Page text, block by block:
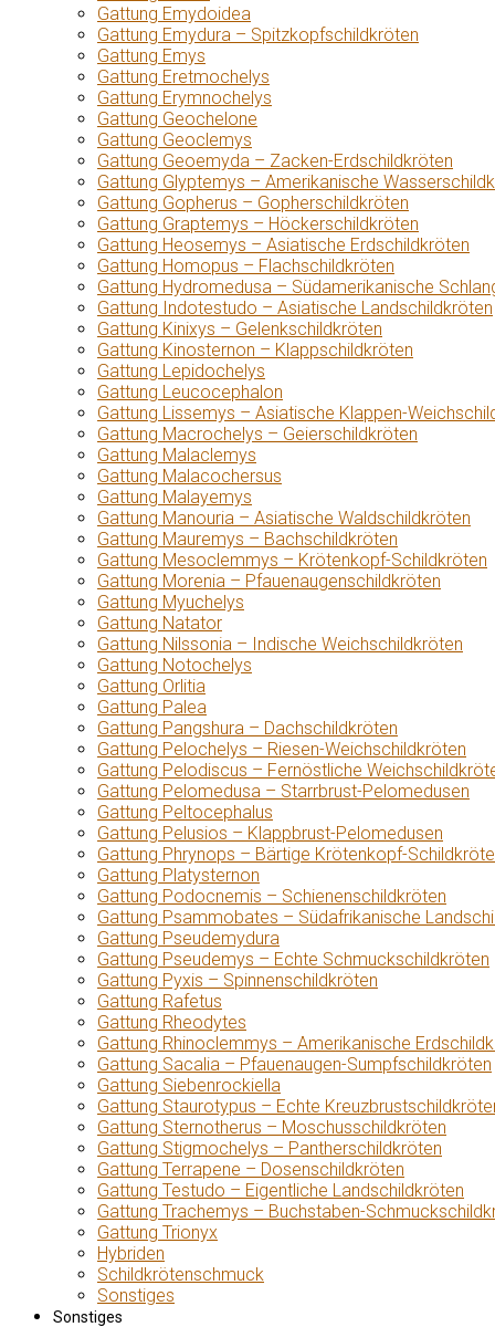
Gattung Emydoidea
Gattung Emydura – Spitzkopfschildkröten
Gattung Emys
Gattung Eretmochelys
Gattung Erymnochelys
Gattung Geochelone
Gattung Geoclemys
Gattung Geoemyda – Zacken-Erdschildkröten
Gattung Glyptemys – Amerikanische
Gattung Gopherus – Gopherschildkröten
Gattung Graptemys – Höckerschildkröten
Gattung Heosemys – Asiatische Erdschildkröten
Gattung Homopus – Flachschildkröten
Gattung Hydromedusa – Südamerikanische
Gattung Indotestudo – Asiatische Landschildkröten
Gattung Kinixys – Gelenkschildkröten
Gattung Kinosternon – Klappschildkröten
Gattung Lepidochelys
Gattung Leucocephalon
Gattung Lissemys – Asiatische Klappen-
Gattung Macrochelys – Geierschildkröten
Gattung Malaclemys
Gattung Malacochersus
Gattung Malayemys
Gattung Manouria – Asiatische Waldschildkröten
Gattung Mauremys – Bachschildkröten
Gattung Mesoclemmys – Krötenkopf-Schildkröten
Gattung Morenia – Pfauenaugenschildkröten
Gattung Myuchelys
Gattung Natator
Gattung Nilssonia – Indische Weichschildkröten
Gattung Notochelys
Gattung Orlitia
Gattung Palea
Gattung Pangshura – Dachschildkröten
Gattung Pelochelys – Riesen-Weichschildkröten
Gattung Pelodiscus – Fernöstliche
Gattung Pelomedusa – Starrbrust-Pelomedusen
Gattung Peltocephalus
Gattung Pelusios – Klappbrust-Pelomedusen
Gattung Phrynops – Bärtige Krötenkopf-
Gattung Platysternon
Gattung Podocnemis – Schienenschildkröten
Gattung Psammobates – Südafrikanische
Gattung Pseudemydura
Gattung Pseudemys – Echte Schmuckschildkröten
Gattung Pyxis – Spinnenschildkröten
Gattung Rafetus
Gattung Rheodytes
Gattung Rhinoclemmys – Amerikanische
Gattung Sacalia – Pfauenaugen-Sumpfschildkröten
Gattung Siebenrockiella
Gattung Staurotypus – Echte
Gattung Sternotherus – Moschusschildkröten
Gattung Stigmochelys – Pantherschildkröten
Gattung Terrapene – Dosenschildkröten
Gattung Testudo – Eigentliche Landschildkröten
Gattung Trachemys – Buchstaben-
Gattung Trionyx
Hybriden
Schildkrötenschmuck
Sonstiges
Sonstiges